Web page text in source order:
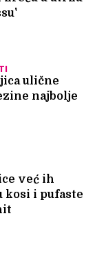
ulične
najbolje
već ih
kosi i pufaste